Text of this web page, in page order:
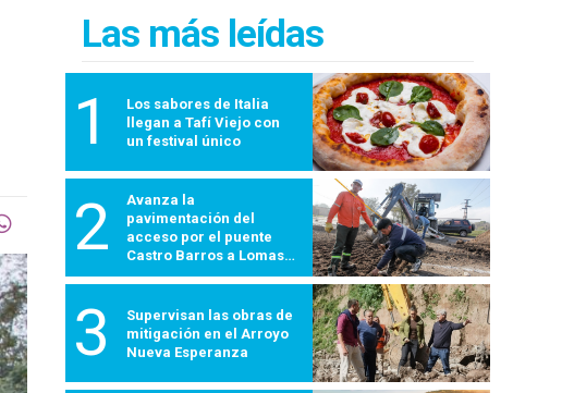
Las más leídas
1
Los sabores de Italia
llegan a Tafí Viejo con
un festival único
2
Avanza la
pavimentación del
acceso por el puente
Castro Barros a Lomas
600
3
Supervisan las obras de
mitigación en el Arroyo
Nueva Esperanza